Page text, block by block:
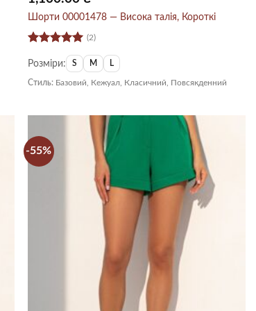
Шорти 00001478 — Висока талія, Короткі
Оцінено в
5з 5
(2)
Розміри: S M L
Стиль: Базовий, Кежуал, Класичний, Повсякденний
-55%